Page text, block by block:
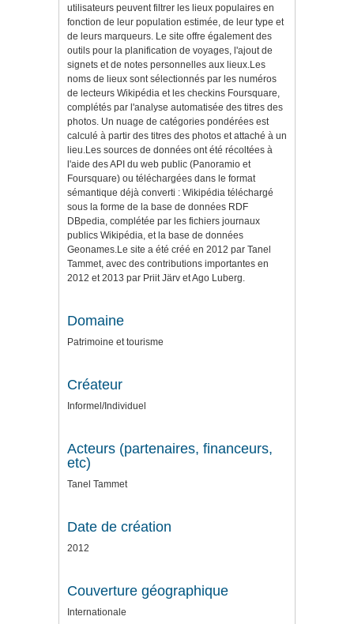
utilisateurs peuvent filtrer les lieux populaires en
fonction de leur population estimée, de leur type et
de leurs marqueurs. Le site offre également des
outils pour la planification de voyages, l'ajout de
signets et de notes personnelles aux lieux.Les
noms de lieux sont sélectionnés par les numéros
de lecteurs Wikipédia et les checkins Foursquare,
complétés par l'analyse automatisée des titres des
photos. Un nuage de catégories pondérées est
calculé à partir des titres des photos et attaché à un
lieu.Les sources de données ont été récoltées à
l'aide des API du web public (Panoramio et
Foursquare) ou téléchargées dans le format
sémantique déjà converti : Wikipédia téléchargé
sous la forme de la base de données RDF
DBpedia, complétée par les fichiers journaux
publics Wikipédia, et la base de données
Geonames.Le site a été créé en 2012 par Tanel
Tammet, avec des contributions importantes en
2012 et 2013 par Priit Järv et Ago Luberg.
Domaine
Patrimoine et tourisme
Créateur
Informel/Individuel
Acteurs (partenaires, financeurs,
etc)
Tanel Tammet
Date de création
2012
Couverture géographique
Internationale